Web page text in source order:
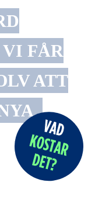
FÅR
ATT